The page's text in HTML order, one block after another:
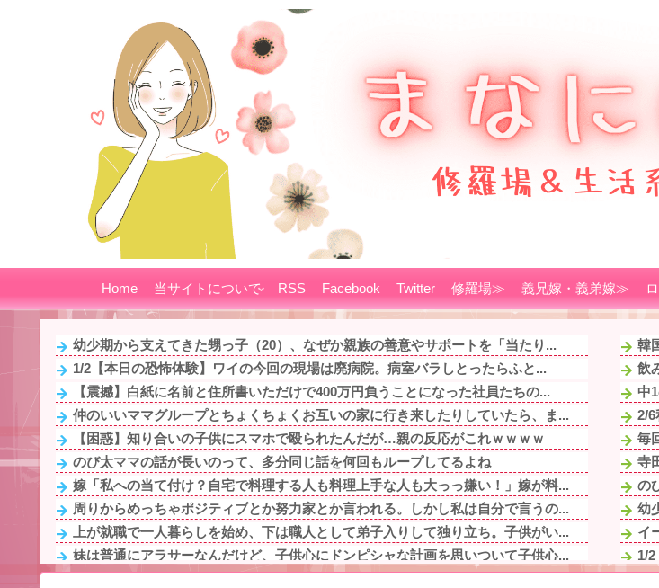
Home 当サイトについて RSS Facebook Twitter 修羅場≫ 義兄嫁・義弟嫁≫
幼少期から支えてきた甥っ子（20）、なぜか親族の善意やサポートを「当たり...
1/2【本日の恐怖体験】ワイの今回の現場は廃病院。病室バラしとったらふと...
【震撼】白紙に名前と住所書いただけで400万円負うことになった社員たちの...
仲のいいママグループとちょくちょくお互いの家に行き来したりしていたら、ま...
【困惑】知り合いの子供にスマホで殴られたんだが…親の反応がこれｗｗｗｗ
のび太ママの話が長いのって、多分同じ話を何回もループしてるよね
嫁「私への当て付け？自宅で料理する人も料理上手な人も大っっ嫌い！」嫁が料...
周りからめっちゃポジティブとか努力家とか言われる。しかし私は自分で言うの...
上が就職で一人暮らしを始め、下は職人として弟子入りして独り立ち。子供がい...
妹は普通にアラサーなんだけど、子供心にドンピシャな計画を思いついて子供心...
韓
飲
中
2/6
毎
寺
の
幼
イ
1/